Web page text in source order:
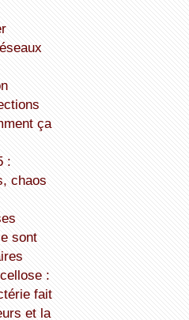
ça
chaos
sont
fait
et la